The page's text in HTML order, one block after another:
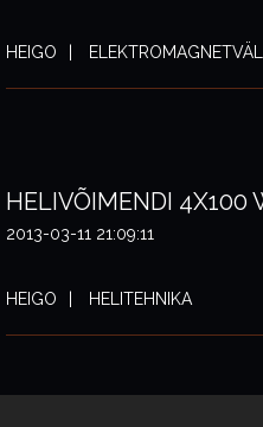
HEIGO
HELIVÕIMENDI 4X100
2013-03-11 21:09:11
HEIGO HELITEHNIKA